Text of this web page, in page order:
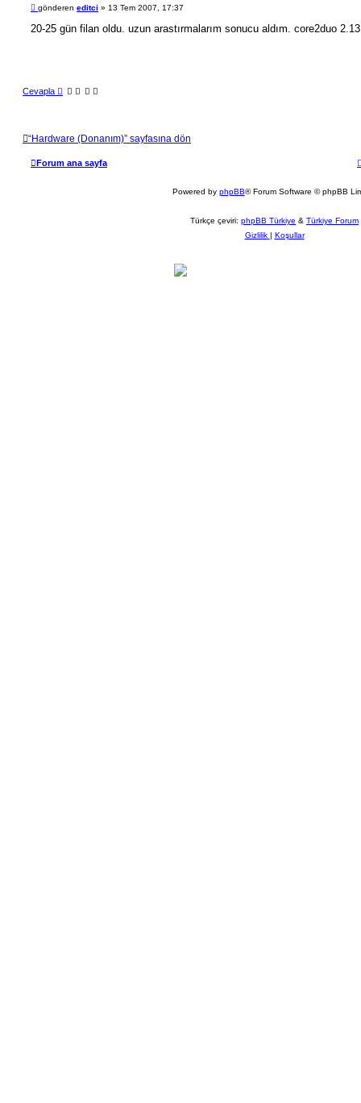
ı
t
M
s
gönderen editci » 13 Tem 2007, 17:37
20-25 gün filan oldu. uzun arastırmalarım sonucu aldım. core2duo
Cevapla
“Hardware (Donanım)” sayfasına dön
Forum ana sayfa
Powered by phpBB® Forum Software © phpBB
Türkçe çeviri: phpBB Türkiye & Türkiye Forum
Gizlilik | Koşullar